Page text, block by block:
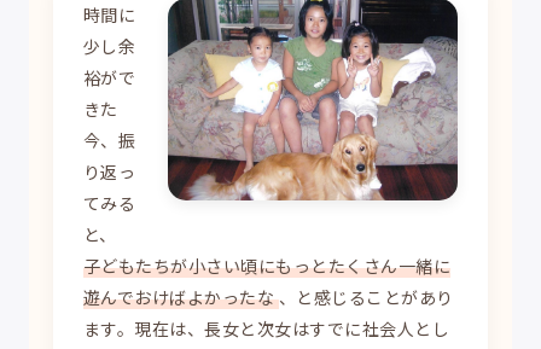
時間に
少し余
裕がで
きた
今、振
り返っ
てみる
と、
子どもたちが小さい頃にもっとたくさん一緒に
遊んでおけばよかったな、と感じることがあり
ます。現在は、長女と次女はすでに社会人とし